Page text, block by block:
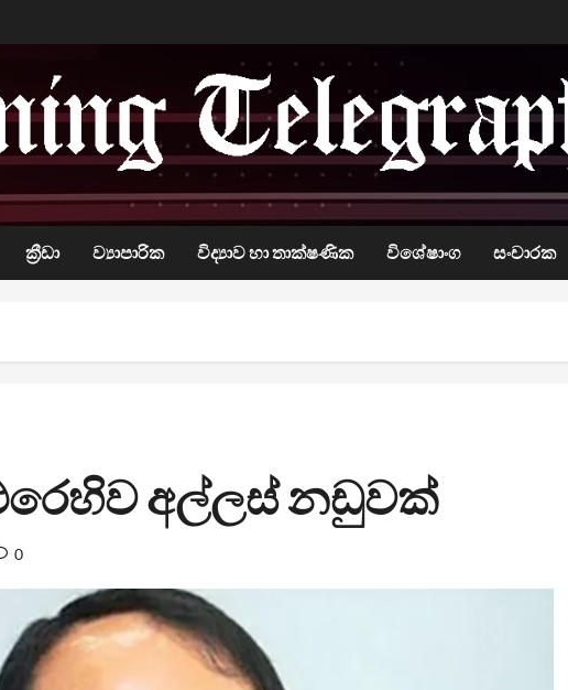
ක්‍රීඩා ව්‍යාපාරික විද්‍යාව හා තාක්ෂණික විශේෂාංග සංචාරක
අල්ලස් නඩුවක්
0